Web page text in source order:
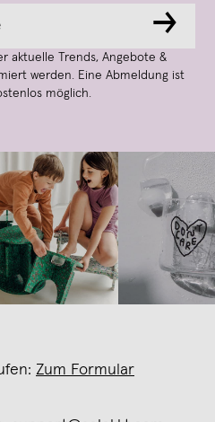
→
aktuelle Trends, Angebote &
werden. Eine Abmeldung ist
möglich.
Zum Formular